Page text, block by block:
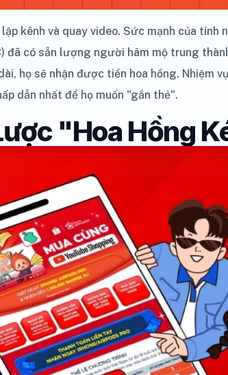
kênh và quay video. Sức mạnh của
đã có sẵn lượng người hâm mộ trung
họ sẽ nhận được tiền hoa hồng. Nhiệm
dẫn nhất để họ muốn "gắn thẻ".
"Hoa Hồng